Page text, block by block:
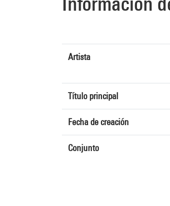
Artista
Título principal
Fecha de creación
Conjunto